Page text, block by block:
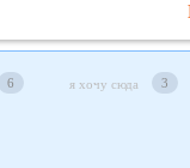
6 я хочу сюда 3